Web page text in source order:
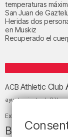
temperaturas
San Juan de
Heridas dos
en Muskiz
Recuperado el
ACB Athletic Club
ayuntamiento de Bilbao
Exhibition Center)
Bizkaia y